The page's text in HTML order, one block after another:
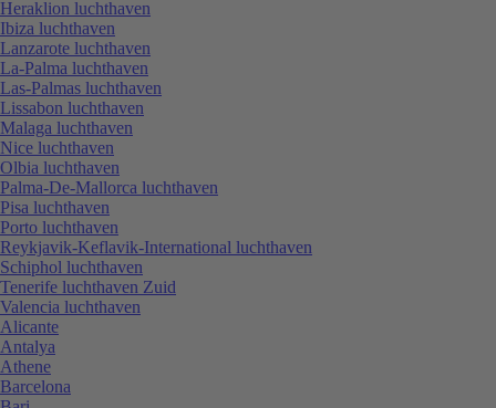
Heraklion luchthaven
Ibiza luchthaven
Lanzarote luchthaven
La-Palma luchthaven
Las-Palmas luchthaven
Lissabon luchthaven
Malaga luchthaven
Nice luchthaven
Olbia luchthaven
Palma-De-Mallorca luchthaven
Pisa luchthaven
Porto luchthaven
Reykjavik-Keflavik-International luchthaven
Schiphol luchthaven
Tenerife luchthaven Zuid
Valencia luchthaven
Alicante
Antalya
Athene
Barcelona